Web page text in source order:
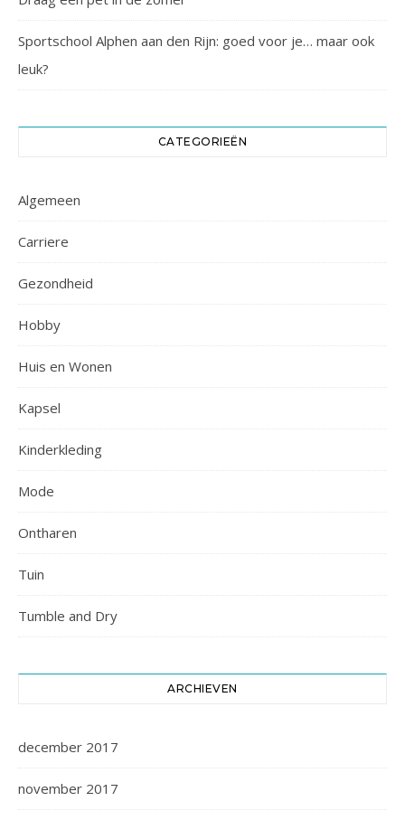
Sportschool Alphen aan den Rijn: goed voor je… maar ook
leuk?
CATEGORIEËN
Algemeen
Carriere
Gezondheid
Hobby
Huis en Wonen
Kapsel
Kinderkleding
Mode
Ontharen
Tuin
Tumble and Dry
ARCHIEVEN
december 2017
november 2017